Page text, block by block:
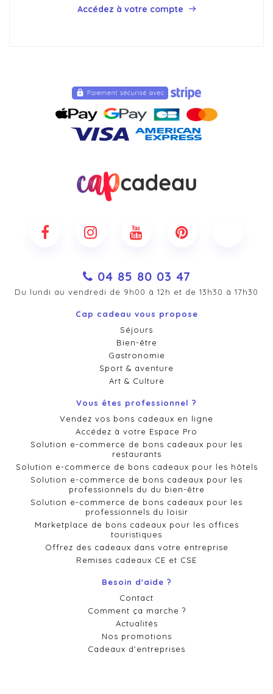
Accédez à votre compte
04 85 80 03 47
Du lundi au vendredi de 9h00 à 12h et de 13h30 à 17h30
Cap cadeau vous propose
Séjours
Bien-être
Gastronomie
Sport & aventure
Art & Culture
Vous êtes professionnel ?
Vendez vos bons cadeaux en ligne
Accédez à votre Espace Pro
Solution e-commerce de bons cadeaux pour les
restaurants
Solution e-commerce de bons cadeaux pour les hôtels
Solution e-commerce de bons cadeaux pour les
professionnels du du bien-être
Solution e-commerce de bons cadeaux pour les
professionnels du loisir
Marketplace de bons cadeaux pour les offices
touristiques
Offrez des cadeaux dans votre entreprise
Remises cadeaux CE et CSE
Besoin d'aide ?
Contact
Comment ça marche ?
Actualités
Nos promotions
Cadeaux d'entreprises